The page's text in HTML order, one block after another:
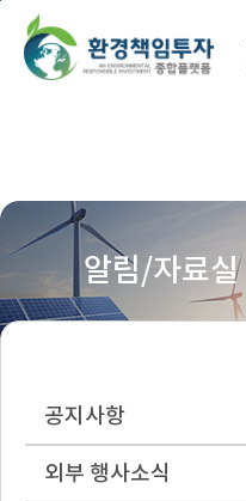
본문 바로가기
알림/자료실
공지사항
외부 행사소식